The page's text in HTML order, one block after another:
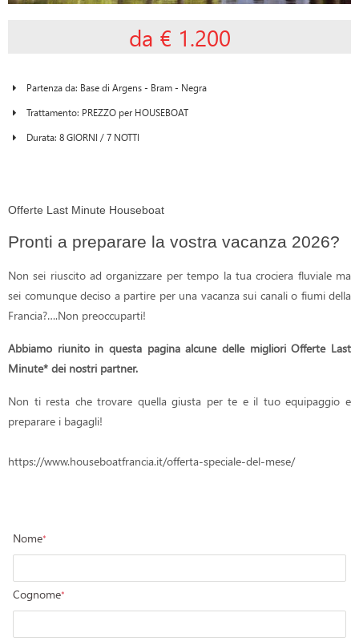
da € 1.200
Partenza da: Base di Argens - Bram - Negra
Trattamento: PREZZO per HOUSEBOAT
Durata: 8 GIORNI / 7 NOTTI
Offerte Last Minute Houseboat
Pronti a preparare la vostra vacanza 2026?
Non sei riuscito ad organizzare per tempo la tua crociera fluviale ma
sei comunque deciso a partire per una vacanza sui canali o fiumi della
Francia?….Non preoccuparti!
Abbiamo riunito in questa pagina alcune delle migliori Offerte Last
Minute* dei nostri partner.
Non ti resta che trovare quella giusta per te e il tuo equipaggio e
preparare i bagagli!
https://www.houseboatfrancia.it/offerta-speciale-del-mese/
Nome*
Cognome*